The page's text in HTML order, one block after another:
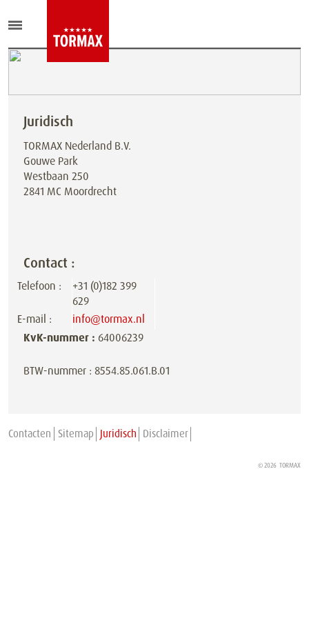
Juridisch
TORMAX Nederland B.V.
Gouwe Park
Westbaan 250
2841 MC Moordrecht
Contact :
Telefoon :
+31 (0)182 399
629
E-mail :
info@tormax.nl
KvK-nummer : 64006239
BTW-nummer : 8554.85.061.B.01
Contacten Sitemap Juridisch Disclaimer
© 2026 TORMAX